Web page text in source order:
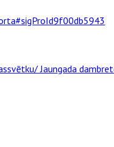
Jaungada